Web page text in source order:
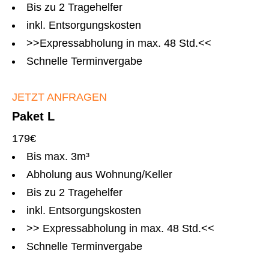
Bis zu 2 Tragehelfer
inkl. Entsorgungskosten
>>Expressabholung in max. 48 Std.<<
Schnelle Terminvergabe
JETZT ANFRAGEN
Paket L
179€
Bis max. 3m³
Abholung aus Wohnung/Keller
Bis zu 2 Tragehelfer
inkl. Entsorgungskosten
>> Expressabholung in max. 48 Std.<<
Schnelle Terminvergabe